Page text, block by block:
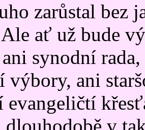
zarůstal bez
ať už bude
synodní
výbory, ani